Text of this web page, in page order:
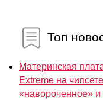
Топ
Материнская
Extreme на
«навороченное»